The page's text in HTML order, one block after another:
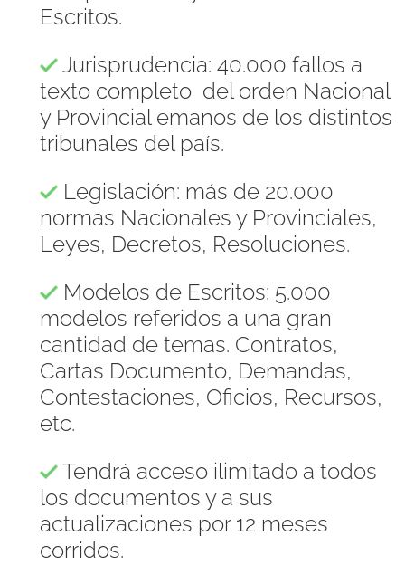
Escritos.
Jurisprudencia: 40.000 fallos a
texto completo del orden Nacional
y Provincial emanos de los distintos
tribunales del país.
Legislación: más de 20.000
normas Nacionales y Provinciales,
Leyes, Decretos, Resoluciones.
Modelos de Escritos: 5.000
modelos referidos a una gran
cantidad de temas. Contratos,
Cartas Documento, Demandas,
Contestaciones, Oficios, Recursos,
etc.
Tendrá acceso ilimitado a todos
los documentos y a sus
actualizaciones por 12 meses
corridos.